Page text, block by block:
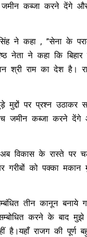
कब्जा करने देंगे
ने कहा , ”सेना के
नेता ने कहा कि बिहार
श्री राम का देश है।
पर प्रश्न उठाकर
जमीन कब्जा करने
अब विकास के रास्ते
को पक्का मकान
तीन कानून बनाये
करने के बाद मुझे
है।यहाँ राजग की पूर्ण